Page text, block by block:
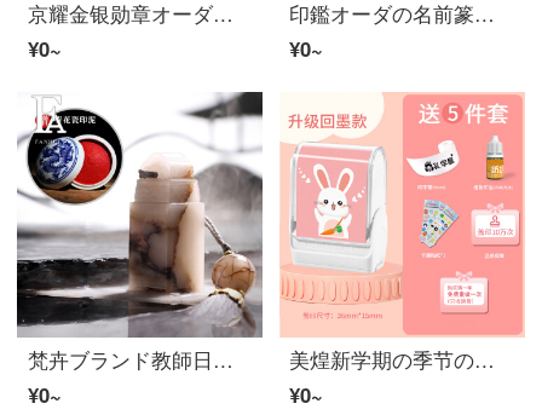
京耀金银勋章オーダーメイル抗洪表彰奖章定做荣誉功勋章奖牌オーダーメイル功勋奖品荣誉奖章定做公司退休礼品纪念勋章オーダーメイル オーダーメイル请联系客服
¥0~
印鑑オーダの名前篆刻個人は硬筆書画と書画の篆書で蔵書を捺印して注文して捺印します。エメラルドグリーン-1.2 cm（流蘇がない）章+印肉+印鑑ケース
¥0~
梵卉ブランド教師日プレゼント女性教師印鑑姓名オーダーメイド個人篆刻玉書道蔵書中国風古風伴手土産名前印鑑オーダメール誕生日プレゼント水墨凍石角印（25 mm*65 mm）
¥0~
美煌新学期の季节の幼稚园の布団の名前は名前を贴って印鉴を贴って、简易でアイロンをかけて服を着て名前を刺繍します。子供の就园のアイデアの名前はアイロンをかけて布オーダの名前を贴ります。
¥0~